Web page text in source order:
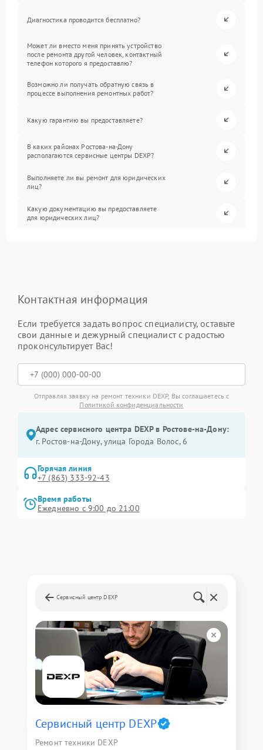
Диагностика проводится бесплатно?
Может ли вместо меня принять устройство
после ремонта другой человек, контактный
телефон которого я предоставлю?
Возможно ли получать обратную связь в
процессе выполнения ремонтных работ?
Какую гарантию вы предоставляете?
В каких районах Ростова-на-Дону
располагаются сервисные центры DEXP?
Выполняете ли вы ремонт для юридических
лиц?
Какую документацию вы предоставляете
для юридических лиц?
Контактная информация
Если требуется задать вопрос специалисту, оставьте
свои данные и дежурный специалист с радостью
проконсультирует Вас!
Отправляя заявку на ремонт техники DEXP, Вы соглашаетесь с
Политикой конфиденциальности
Адрес сервисного центра DEXP в Ростове-на-Дону:
г. Ростов-на-Дону, улица Города Волос, 6
Горячая линия
+7 (863) 333-92-43
Время работы
Ежедневно с 9:00 до 21:00
Сервисный центр DEXP
Сервисный центр DEXP
Ремонт техники DEXP